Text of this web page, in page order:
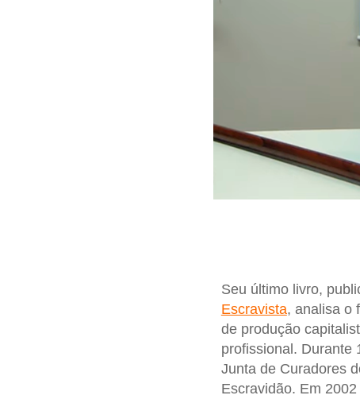
Seu último livro,
Escravista, analisa o
de produção
profissional. Durante
Junta de Curadores
Escravidão. Em